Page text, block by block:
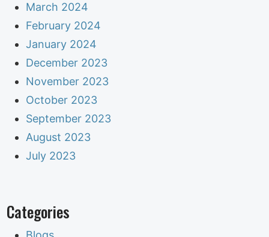
March 2024
February 2024
January 2024
December 2023
November 2023
October 2023
September 2023
August 2023
July 2023
Categories